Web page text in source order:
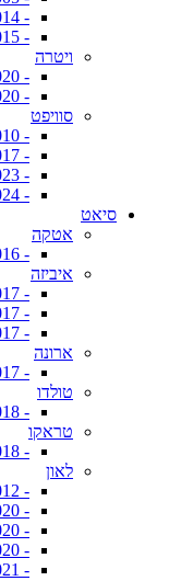
- 2005-2014 (ארוך)
- 2005-2015 (קצר)
ויטרה
- 2014-2020
- 2020+
סוויפט
- 2005-2010
- 2011-2017
- 2017-2023
- 2024+
סיאט
אטקה
- 2016+
איביזה
- 2009-2017
- 2009-2017 (3 דלתות)
- 2017+
ארונה
- 2017+
טולדו
- 2012-2018
טראקו
- 2018+
לאון
- 2006-2012
- 2013-2020
- 2013-2020 (3 דלתות)
- 2013-2020 (סטיישן)
- 2021+